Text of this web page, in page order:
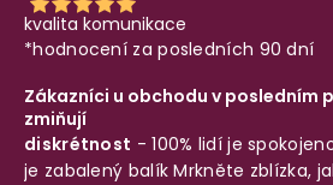
kvalita komunikace
*hodnocení za posledních 90 dní
Zákazníci u obchodu v posledním
zmiňují
diskrétnost - 100% lidí je
je zabalený balíkMrkněte zblízka,